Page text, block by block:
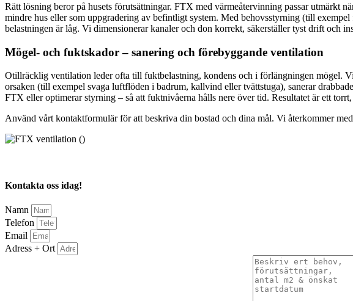
Rätt lösning beror på husets förutsättningar. FTX med värmeåtervinning passar
mindre hus eller som uppgradering av befintligt system. Med behovsstyrning (till
belastningen är låg. Vi dimensionerar kanaler och don korrekt, säkerställer tyst drift och
Mögel- och fuktskador – sanering och förebyggande ventilation
Otillräcklig ventilation leder ofta till fuktbelastning, kondens och i förlängningen mögel.
orsaken (till exempel svaga luftflöden i badrum, kallvind eller tvättstuga), sanerar
FTX eller optimerar styrning – så att fuktnivåerna hålls nere över tid. Resultatet är ett
Använd vårt kontaktformulär för att beskriva din bostad och dina mål. Vi återkommer
Kontakta oss idag!
Namn
Telefon
Email
Adress + Ort